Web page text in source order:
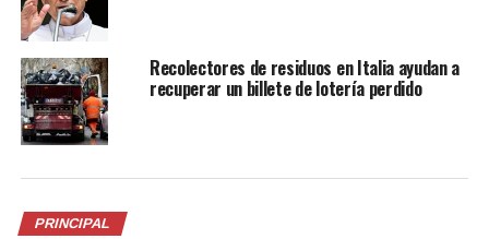
Recolectores de residuos en Italia ayudan a
recuperar un billete de lotería perdido
PRINCIPAL